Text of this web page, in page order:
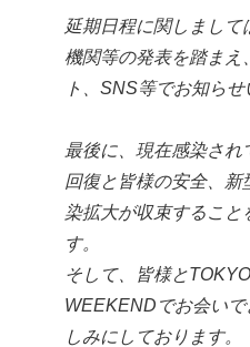
延期日程に関しまし
機関等の発表を踏まえ
ト、SNS等でお知らせ
最後に、現在感染さ
回復と皆様の安全、新
染拡大が収束すること
す。
そして、皆様と
WEEKENDでお会い
しみにしております。